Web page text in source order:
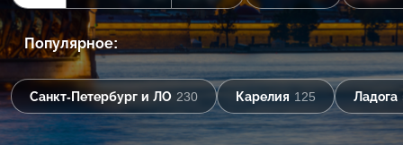
Популярное:
Санкт-Петербург и ЛО 230 Карелия 125 Ладога